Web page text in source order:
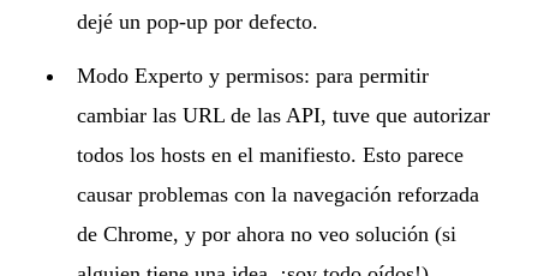
dejé un pop-up por defecto.
Modo Experto y permisos: para permitir
cambiar las URL de las API, tuve que autorizar
todos los hosts en el manifiesto. Esto parece
causar problemas con la navegación reforzada
de Chrome, y por ahora no veo solución (si